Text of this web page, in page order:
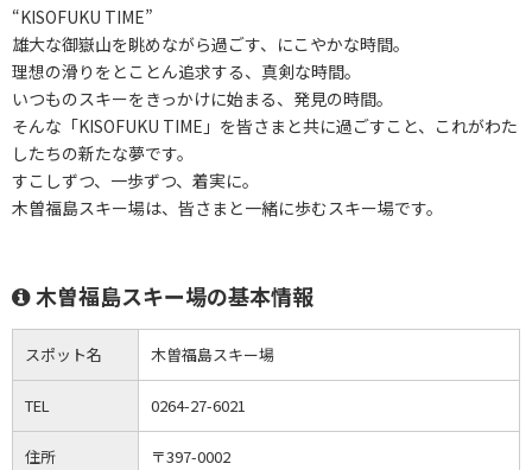
“KISOFUKU TIME”
雄大な御嶽山を眺めながら過ごす、にこやかな時間。
理想の滑りをとことん追求する、真剣な時間。
いつものスキーをきっかけに始まる、発見の時間。
そんな「KISOFUKU TIME」を皆さまと共に過ごすこと、これがわた
したちの新たな夢です。
すこしずつ、一歩ずつ、着実に。
木曽福島スキー場は、皆さまと一緒に歩むスキー場です。
木曽福島スキー場の基本情報
スポット名 木曽福島スキー場
TEL 0264-27-6021
住所
〒397-0002